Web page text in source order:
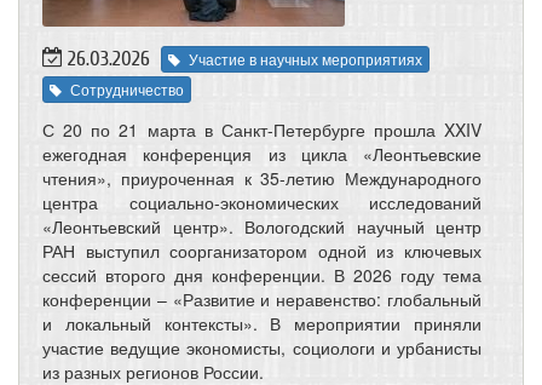
26.03.2026
Участие в научных мероприятиях
Сотрудничество
С 20 по 21 марта в Санкт-Петербурге прошла XXIV
ежегодная конференция из цикла «Леонтьевские
чтения», приуроченная к 35-летию Международного
центра социально-экономических исследований
«Леонтьевский центр». Вологодский научный центр
РАН выступил соорганизатором одной из ключевых
сессий второго дня конференции. В 2026 году тема
конференции – «Развитие и неравенство: глобальный
и локальный контексты». В мероприятии приняли
участие ведущие экономисты, социологи и урбанисты
из разных регионов России.